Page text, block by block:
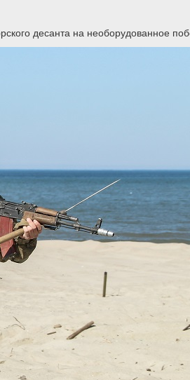
десанта на необорудованное